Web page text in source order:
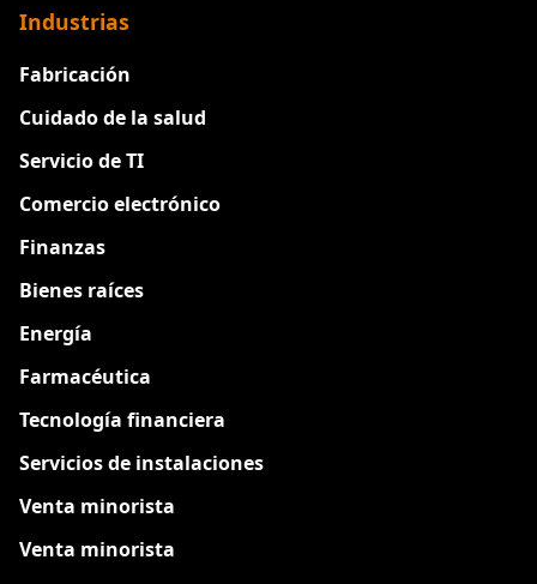
Industrias
Fabricación
Cuidado de la salud
Servicio de TI
Comercio electrónico
Finanzas
Bienes raíces
Energía
Farmacéutica
Tecnología financiera
Servicios de instalaciones
Venta minorista
Venta minorista